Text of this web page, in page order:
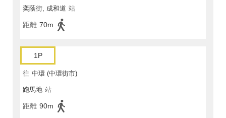
奕蔭街, 成和道 站
距離 70m
1P
往 中環 (中環街市)
跑馬地 站
距離 90m